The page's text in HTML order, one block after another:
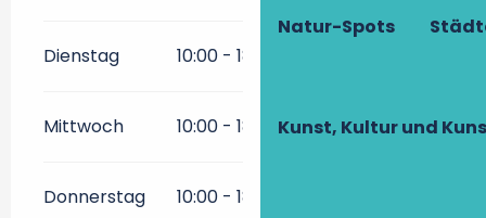
Natur-Spots
Kunst, Kultur und
Dienstag 10:00 - 18:00
Mittwoch 10:00 - 18:00
Donnerstag 10:00 - 18:00